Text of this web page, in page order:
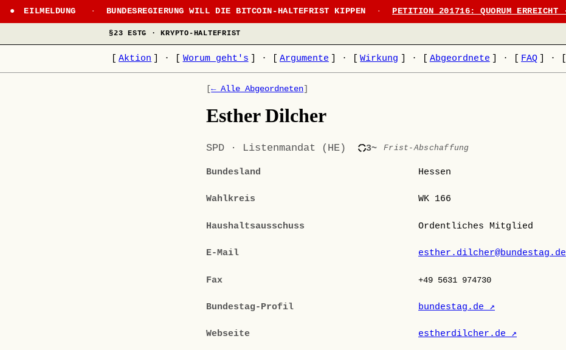
EILMELDUNG · BUNDESREGIERUNG WILL DIE BITCOIN-HALTEFRIST KIPPEN · PETITION 201716: QUORUM
§23 ESTG · KRYPTO-HALTEFRIST
Aktion · Worum geht's · Argumente · Wirkung · Abgeordnete · FAQ ·
[← Alle Abgeordneten]
Esther Dilcher
SPD · Listenmandat (HE) 3~ Frist-Abschaffung
Bundesland Hessen
Wahlkreis WK 166
Haushaltsausschuss Ordentliches Mitglied
E-Mail esther.dilcher@bundestag.de
Fax +49 5631 974730
Bundestag-Profil bundestag.de ↗
Webseite estherdilcher.de ↗